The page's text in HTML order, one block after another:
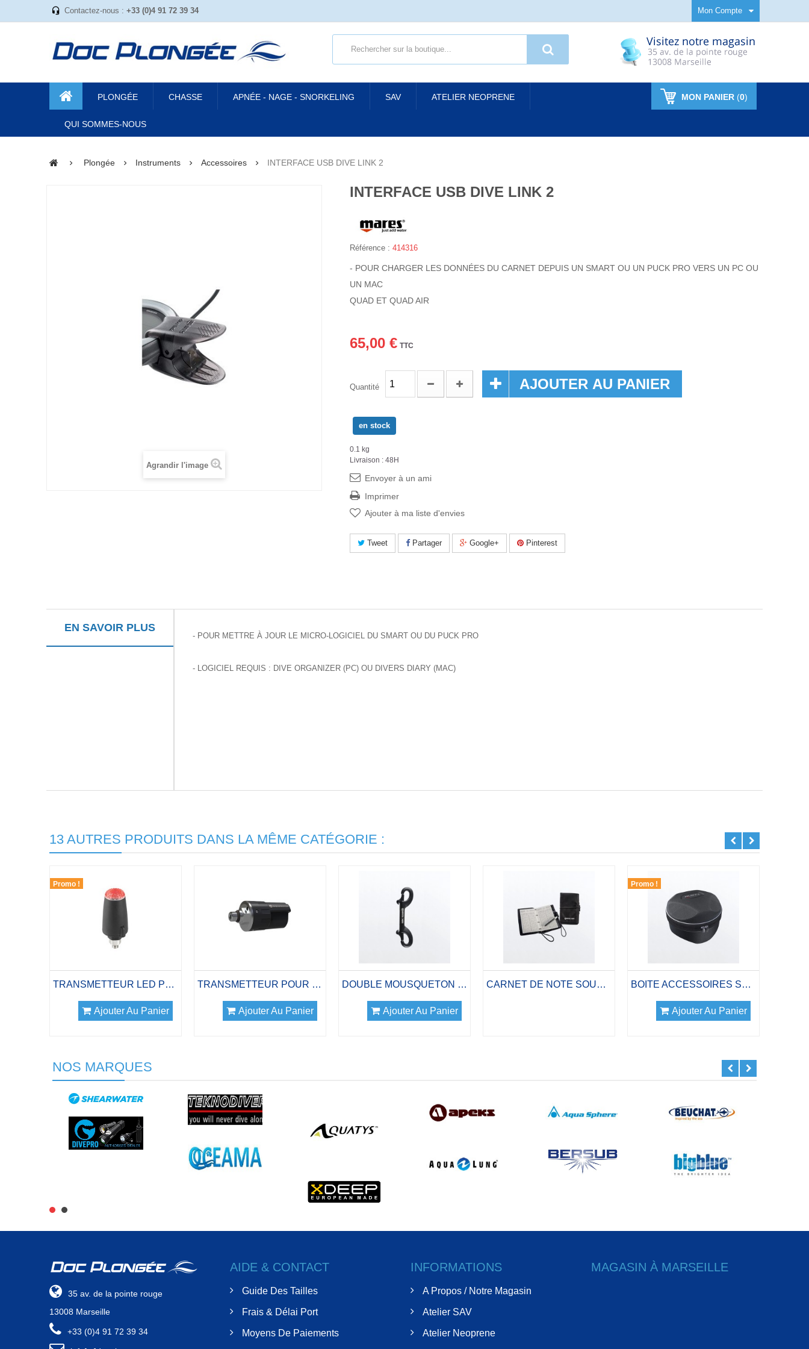
Mon Compte
Contactez-nous : +33 (0)4 91 72 39 34
MON PANIER (0)
PLONGÉE CHASSE APNÉE - NAGE - SNORKELING SAV ATELIER NEOPRENE
QUI SOMMES-NOUS
Plongée Instruments Accessoires INTERFACE USB DIVE LINK 2
Agrandir l'image
INTERFACE USB DIVE LINK 2
Référence : 414316
- POUR CHARGER LES DONNÉES DU CARNET DEPUIS UN SMART OU UN PUCK PRO VERS UN PC OU
UN MAC
QUAD ET QUAD AIR
65,00 € TTC
Quantité AJOUTER AU PANIER
en stock
0.1 kg
Livraison : 48H
Envoyer à un ami
Imprimer
Ajouter à ma liste d'envies
Tweet Partager Google+ Pinterest
EN SAVOIR PLUS
- POUR METTRE À JOUR LE MICRO-LOGICIEL DU SMART OU DU PUCK PRO
- LOGICIEL REQUIS : DIVE ORGANIZER (PC) OU DIVERS DIARY (MAC)
13 AUTRES PRODUITS DANS LA MÊME CATÉGORIE :
Promo !
TRANSMETTEUR LED POUR GENIUS /SMART AIR
Ajouter Au Panier
TRANSMETTEUR POUR PERDIX AI OU TERIC
Ajouter Au Panier
DOUBLE MOUSQUETON CÉRAMIQUE NOIR
Ajouter Au Panier
CARNET DE NOTE SOUS-MARIN
Promo !
BOITE ACCESSOIRES SHELL ROUND
Ajouter Au Panier
NOS MARQUES
35 av. de la pointe rouge
13008 Marseille
+33 (0)4 91 72 39 34
AIDE & CONTACT
Guide Des Tailles
Frais & Délai Port
Moyens De Paiements
INFORMATIONS
A Propos / Notre Magasin
Atelier SAV
Atelier Neoprene
MAGASIN À MARSEILLE